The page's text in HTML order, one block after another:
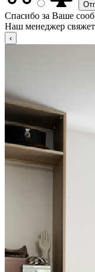
Спасибо за Ваше
Наш менеджер